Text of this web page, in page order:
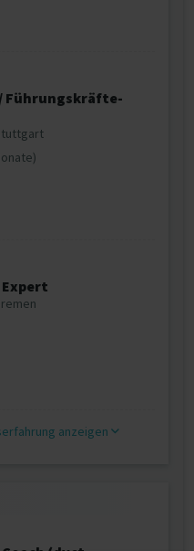
Führungskräfte-
anzeigen